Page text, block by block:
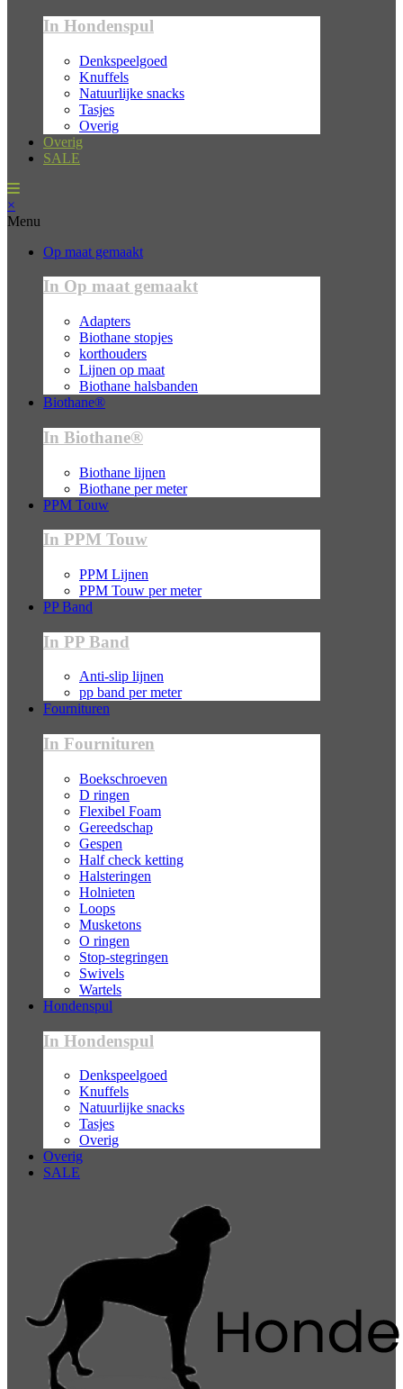
In Hondenspul
Denkspeelgoed
Knuffels
Natuurlijke snacks
Tasjes
Overig
Overig
SALE
×
Menu
Op maat gemaakt
In Op maat gemaakt
Adapters
Biothane stopjes
korthouders
Lijnen op maat
Biothane halsbanden
Biothane®
In Biothane®
Biothane lijnen
Biothane per meter
PPM Touw
In PPM Touw
PPM Lijnen
PPM Touw per meter
PP Band
In PP Band
Anti-slip lijnen
pp band per meter
Fournituren
In Fournituren
Boekschroeven
D ringen
Flexibel Foam
Gereedschap
Gespen
Half check ketting
Halsteringen
Holnieten
Loops
Musketons
O ringen
Stop-stegringen
Swivels
Wartels
Hondenspul
In Hondenspul
Denkspeelgoed
Knuffels
Natuurlijke snacks
Tasjes
Overig
Overig
SALE